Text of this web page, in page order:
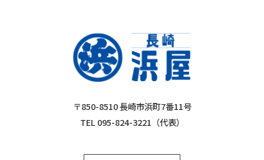
〒850-8510 長崎市浜町7番11号
TEL 095-824-3221（代表）